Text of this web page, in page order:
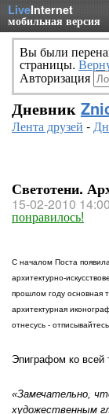
LiveInternet
мобильная версия
Вы были
страницы.
Авторизация
Дневник
Лента друзей -
Светотени.
15-02-2010 14:00
понравилось!
С началом Поста
архитектурно-
прошлом году основная
архитектурная
отнесусь -
Эпиграфом ко всей
«Замечательно,
художественным